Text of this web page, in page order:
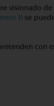
visionado de
11 se
con